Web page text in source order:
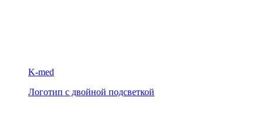
K-med
Логотип с двойной подсветкой